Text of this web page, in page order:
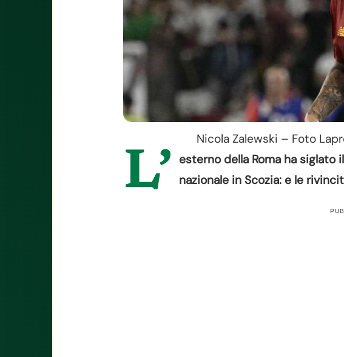
Nicola Zalewski – Foto
L’ esterno della Roma ha
nazionale in Scozia: e le